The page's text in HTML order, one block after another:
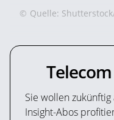
© Quelle:
Sie wollen
Insight-Abos